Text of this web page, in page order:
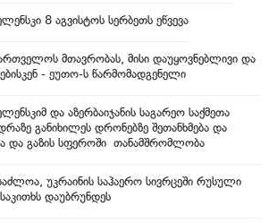
8 აგვისტოს სერბეთს ეწვევა
მთავრობას, მისი დაუყოვნებლივი და
- ეუთო-ს წარმომადგენელი
და აზერბაიჯანის საგარეო საქმეთა
განიხილეს დრონებზე შეთანხმება და
და გაზის სფეროში თანამშრომლობა
უკრაინის საჰაერო სივრცეში რუსული
დაუბრუნდეს